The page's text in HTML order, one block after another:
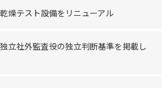
燥テスト設備をリニューアル
立社外監査役の独立判断基準を掲載し